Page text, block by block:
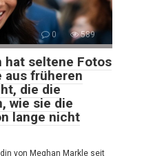
0 589
hat seltene Fotos
aus früheren
die die
wie sie die
lange nicht
von Meghan Markle seit